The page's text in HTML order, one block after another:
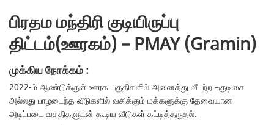
பிரதம மந்திரி குடியிருப்பு
திட்டம்(ஊரகம்) – PMAY (Gramin)
முக்கிய நோக்கம் :
2022-ம் ஆண்டுக்குள் ஊரக பகுதிகளில் அனைத்து வீடற்ற –குடிசை
அல்லது பாழடைந்த வீடுகளில் வசிக்கும் மக்களுக்கு தேவையான
அடிப்படை வசதிகளுடன் கூடிய வீடுகள் கட்டித்தருதல்.